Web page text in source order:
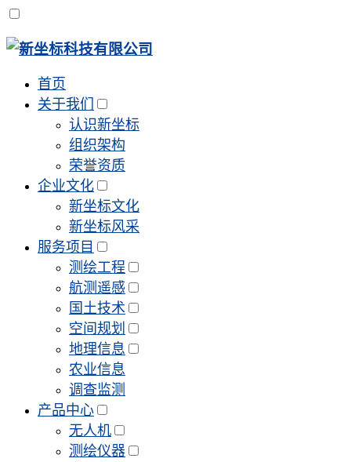
首页
关于我们
认识新坐标
组织架构
荣誉资质
企业文化
新坐标文化
新坐标风采
服务项目
测绘工程
航测遥感
国土技术
空间规划
地理信息
农业信息
调查监测
产品中心
无人机
测绘仪器